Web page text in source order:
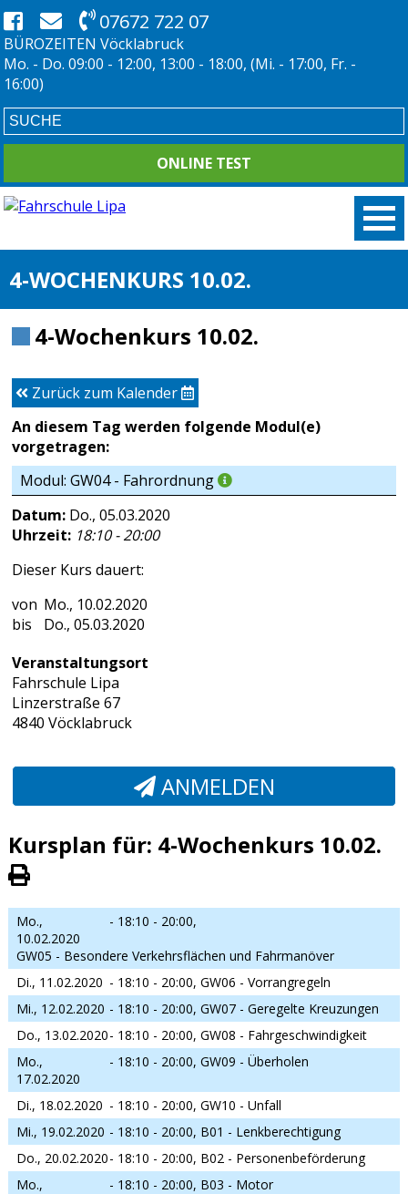
07672 722 07
BÜROZEITEN Vöcklabruck
Mo. - Do. 09:00 - 12:00, 13:00 - 18:00, (Mi. - 17:00, Fr. -
16:00)
ONLINE TEST
4-WOCHENKURS 10.02.
4-Wochenkurs 10.02.
Zurück zum Kalender
An diesem Tag werden folgende Modul(e)
vorgetragen:
Modul: GW04 - Fahrordnung
Datum: Do., 05.03.2020
Uhrzeit: 18:10 - 20:00
Dieser Kurs dauert:
Mo., 10.02.2020
Do., 05.03.2020
Veranstaltungsort
Fahrschule Lipa
Linzerstraße 67
4840 Vöcklabruck
ANMELDEN
Kursplan für: 4-Wochenkurs 10.02.
Mo.,
10.02.2020
- 18:10 - 20:00,
GW05 - Besondere Verkehrsflächen und Fahrmanöver
Di., 11.02.2020 - 18:10 - 20:00, GW06 - Vorrangregeln
Mi., 12.02.2020 - 18:10 - 20:00, GW07 - Geregelte Kreuzungen
Do., 13.02.2020- 18:10 - 20:00, GW08 - Fahrgeschwindigkeit
Mo.,
17.02.2020
- 18:10 - 20:00, GW09 - Überholen
Di., 18.02.2020 - 18:10 - 20:00, GW10 - Unfall
Mi., 19.02.2020 - 18:10 - 20:00, B01 - Lenkberechtigung
Do., 20.02.2020- 18:10 - 20:00, B02 - Personenbeförderung
Mo.,
- 18:10 - 20:00, B03 - Motor